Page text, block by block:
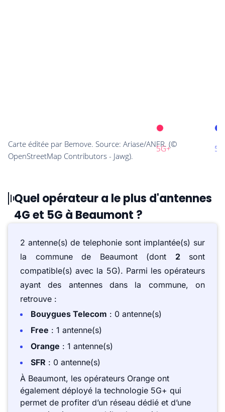
Quel opérateur a le plus d'antennes
4G et 5G à Beaumont ?
2 antenne(s) de telephonie sont implantée(s) sur
la commune de Beaumont (dont 2sont
compatible(s) avec la 5G). Parmi les opérateurs
ayant des antennes dans la commune, on
retrouve :
Bouygues Telecom : 0 antenne(s)
Free : 1 antenne(s)
Orange : 1 antenne(s)
SFR : 0 antenne(s)
À Beaumont, les opérateurs Orange ont
également déployé la technologie 5G+ qui
permet de profiter d’un réseau dédié et d’une